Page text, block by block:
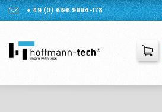
+ 49 (0) 6196 9994-178